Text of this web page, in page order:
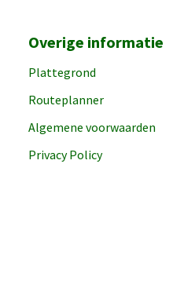
Overige informatie
Plattegrond
Routeplanner
Algemene voorwaarden
Privacy Policy